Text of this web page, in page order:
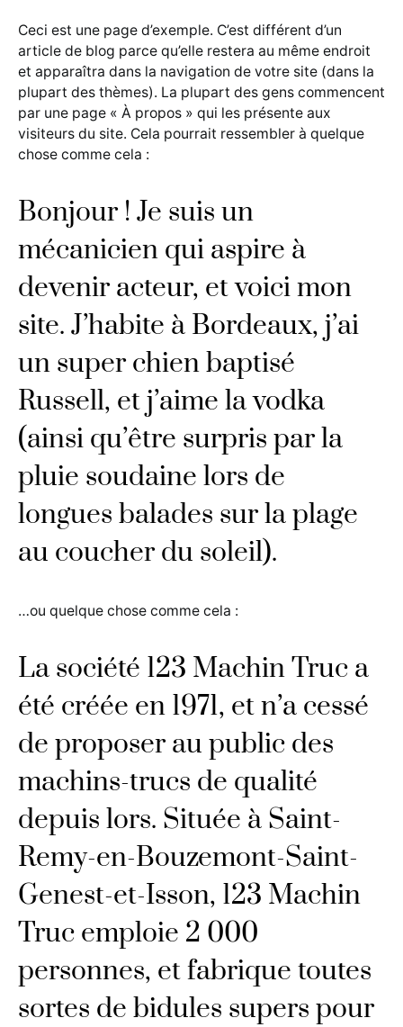
Ceci est une page d’exemple. C’est différent d’un
article de blog parce qu’elle restera au même endroit
et apparaîtra dans la navigation de votre site (dans la
plupart des thèmes). La plupart des gens commencent
par une page « À propos » qui les présente aux
visiteurs du site. Cela pourrait ressembler à quelque
chose comme cela :
Bonjour ! Je suis un
mécanicien qui aspire à
devenir acteur, et voici mon
site. J’habite à Bordeaux, j’ai
un super chien baptisé
Russell, et j’aime la vodka
(ainsi qu’être surpris par la
pluie soudaine lors de
longues balades sur la plage
au coucher du soleil).
…ou quelque chose comme cela :
La société 123 Machin Truc a
été créée en 1971, et n’a cessé
de proposer au public des
machins-trucs de qualité
depuis lors. Située à Saint-
Remy-en-Bouzemont-Saint-
Genest-et-Isson, 123 Machin
Truc emploie 2 000
personnes, et fabrique toutes
sortes de bidules supers pour